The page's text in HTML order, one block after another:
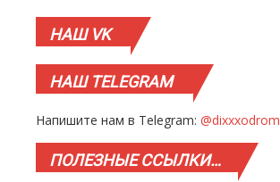
НАШVK
НАШTELEGRAM
Напишите нам в Telegram: @dixxxodrom
ПОЛЕЗНЫЕССЫЛКИ…